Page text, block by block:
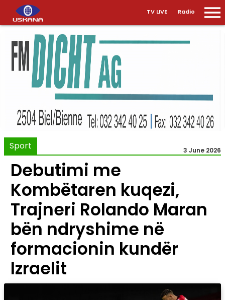
TV LIVE Radio
Sport 3 June 2026
Debutimi me
Kombëtaren kuqezi,
Trajneri Rolando Maran
bën ndryshime në
formacionin kundër
Izraelit